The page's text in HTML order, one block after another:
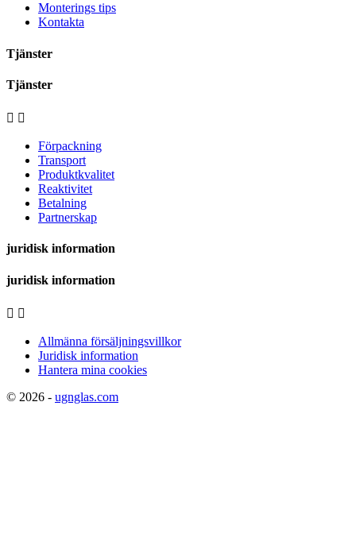
Monterings tips
Kontakta
Tjänster
Tjänster
 
Förpackning
Transport
Produktkvalitet
Reaktivitet
Betalning
Partnerskap
juridisk information
juridisk information
 
Allmänna försäljningsvillkor
Juridisk information
Hantera mina cookies
© 2026 - ugnglas.com